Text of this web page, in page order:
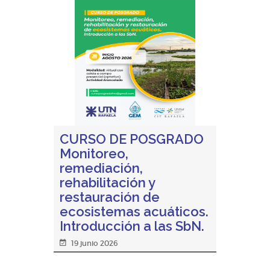
CURSO DE POSGRADO
Monitoreo,
remediación,
rehabilitación y
restauración de
ecosistemas acuáticos.
Introducción a las SbN.
19 junio 2026